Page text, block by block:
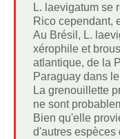
L. laevigatum se
Rico cependant,
Au Brésil, L.
xérophile et
atlantique, de la
Paraguay dans
La grenouillette
ne sont
Bien qu'elle
d'autres espèces